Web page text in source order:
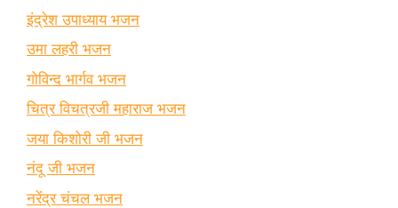
इंद्रेश उपाध्याय भजन
उमा लहरी भजन
गोविन्द भार्गव भजन
चित्र विचत्रजी महाराज भजन
जया किशोरी जी भजन
नंदू जी भजन
नरेंद्र चंचल भजन